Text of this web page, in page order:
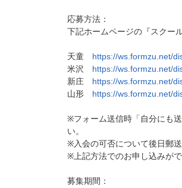
応募方法：
下記ホームページの『スクー
天童 https://ws.formzu.net/
米沢 https://ws.formzu.net/
新庄 https://ws.formzu.net/
山形 https://ws.formzu.net/
※フォーム送信時「自分にも
い。
※入会の可否について後日
※上記方法でのお申し込みが
募集期間：